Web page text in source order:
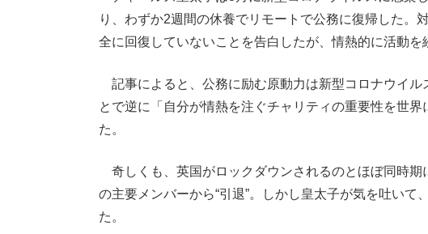
り、わずか2週間の休養でリモートで公務に復帰した。
全に回復していないことを告白したが、情熱的に活動を
記事によると、公務に励む原動力は新型コロナウイル
とで逆に「自分が情熱を注ぐチャリティの重要性を世
た。
奇しくも、英国がロックダウンされるのとほぼ同時期
の主要メンバーから“引退”。しかし皇太子が気を吐いて
た。